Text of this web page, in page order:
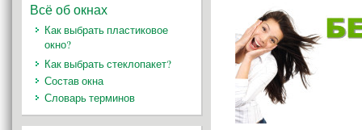
Всё об окнах
Как выбрать пластиковое
окно?
Как выбрать стеклопакет?
Состав окна
Словарь терминов